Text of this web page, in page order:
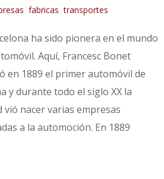
fabricas ,transportes
ha sido pionera en el mundo
Aquí, Francesc Bonet
en 1889 el primer automóvil de
y durante todo el siglo XX la
vió nacer varias empresas
a la automoción. En 1889